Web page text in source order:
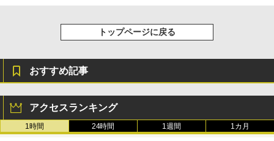
トップページに戻る
おすすめ記事
アクセスランキング
1時間 24時間 1週間 1カ月